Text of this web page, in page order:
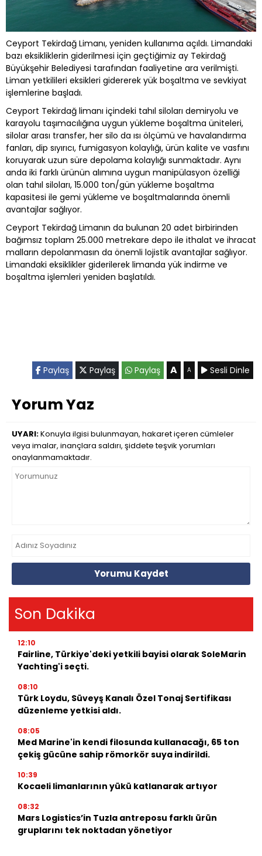
Ceyport Tekirdağ Limanı, yeniden kullanıma açıldı. Limandaki
bazı eksikliklerin giderilmesi için geçtiğimiz ay Tekirdağ
Büyükşehir Belediyesi tarafından faaliyetine ara verilmişti.
Liman yetkilileri eksikleri gidererek yük boşaltma ve sevkiyat
işlemlerine başladı.
Ceyport Tekirdağ limanı içindeki tahıl siloları demiryolu ve
karayolu taşımacılığına uygun yükleme boşaltma üniteleri,
silolar arası transfer, her silo da ısı ölçümü ve havalandırma
fanları, dip sıyırıcı, fumigasyon kolaylığı, ürün kalite ve vasfını
koruyarak uzun süre depolama kolaylığı sunmaktadır. Aynı
anda iki farklı ürünün alımına uygun manipülasyon özelliği
olan tahıl siloları, 15.000 ton/gün yükleme boşaltma
kapasitesi ile gemi yükleme ve boşaltmalarında önemli
avantajlar sağlıyor.
Ceyport Tekirdağ Limanın da bulunan 20 adet birbirinden
bağımsız toplam 25.000 metrekare depo ile ithalat ve ihracat
malların depolanmasın da önemli lojistik avantajlar sağlıyor.
Limandaki eksiklikler giderilerek limanda yük indirme ve
boşaltma işlemleri yeniden başlatıldı.
Paylaş Paylaş Paylaş A A Sesli Dinle
Yorum Yaz
UYARI:Konuyla ilgisi bulunmayan, hakaret içeren cümleler
veya imalar, inançlara saldırı, şiddete teşvik yorumları
onaylanmamaktadır.
Yorumu Kaydet
Son Dakika
12:10
Fairline, Türkiye'deki yetkili bayisi olarak SoleMarin
Yachting'i seçti.
08:10
Türk Loydu, Süveyş Kanalı Özel Tonaj Sertifikası
düzenleme yetkisi aldı.
08:05
Med Marine'in kendi filosunda kullanacağı, 65 ton
çekiş gücüne sahip römorkör suya indirildi.
10:39
Kocaeli limanlarının yükü katlanarak artıyor
08:32
Mars Logistics’in Tuzla antreposu farklı ürün
gruplarını tek noktadan yönetiyor